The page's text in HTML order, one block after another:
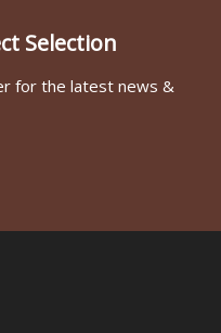
Selection
for the latest news &